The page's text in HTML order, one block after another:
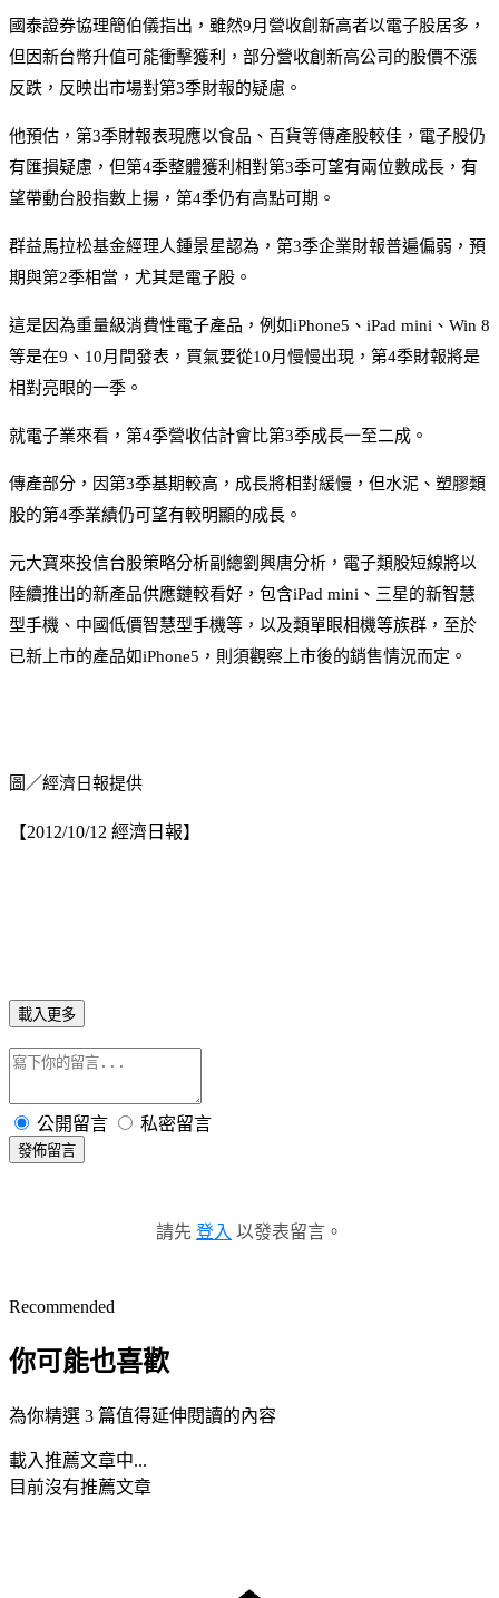
國泰證券協理簡伯儀指出，雖然9月營收創新高者以電子股居多，
但因新台幣升值可能衝擊獲利，部分營收創新高公司的股價不漲
反跌，反映出市場對第3季財報的疑慮。
他預估，第3季財報表現應以食品、百貨等傳產股較佳，電子股仍
有匯損疑慮，但第4季整體獲利相對第3季可望有兩位數成長，有
望帶動台股指數上揚，第4季仍有高點可期。
群益馬拉松基金經理人鍾景星認為，第3季企業財報普遍偏弱，預
期與第2季相當，尤其是電子股。
這是因為重量級消費性電子產品，例如iPhone5、iPad mini、Win 8
等是在9、10月間發表，買氣要從10月慢慢出現，第4季財報將是
相對亮眼的一季。
就電子業來看，第4季營收估計會比第3季成長一至二成。
傳產部分，因第3季基期較高，成長將相對緩慢，但水泥、塑膠類
股的第4季業績仍可望有較明顯的成長。
元大寶來投信台股策略分析副總劉興唐分析，電子類股短線將以
陸續推出的新產品供應鏈較看好，包含iPad mini、三星的新智慧
型手機、中國低價智慧型手機等，以及類單眼相機等族群，至於
已新上市的產品如iPhone5，則須觀察上市後的銷售情況而定。
圖／經濟日報提供
【2012/10/12 經濟日報】
載入更多
公開留言 私密留言
發佈留言
請先 登入 以發表留言。
Recommended
你可能也喜歡
為你精選 3 篇值得延伸閱讀的內容
載入推薦文章中...
目前沒有推薦文章